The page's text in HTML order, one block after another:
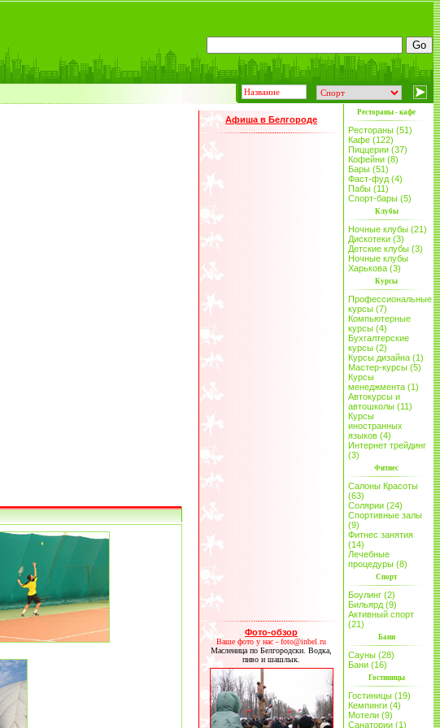
Афиша в Белгороде
Фото-обзор
Ваше фото у нас - foto@inbel.ru
Масленица по Белгородски. Водка,
пиво и шашлык.
Рестораны - кафе
Рестораны (51)
Кафе (122)
Пиццерии (37)
Кофейни (8)
Бары (51)
Фаст-фуд (4)
Пабы (11)
Спорт-бары (5)
Клубы
Ночные клубы (21)
Дискотеки (3)
Детские клубы (3)
Ночные клубы
Харькова (3)
Курсы
Профессиональные
курсы (7)
Компьютерные
курсы (4)
Бухгалтерские
курсы (2)
Курсы дизайна (1)
Мастер-курсы (5)
Курсы
менеджмента (1)
Автокурсы и
автошколы (11)
Курсы
иностранных
языков (4)
Интернет трейдинг
(3)
Фитнес
Салоны Красоты
(63)
Солярии (24)
Спортивные залы
(9)
Фитнес занятия
(14)
Лечебные
процедуры (8)
Спорт
Боулинг (2)
Бильярд (9)
Активный спорт
(21)
Бани
Сауны (28)
Бани (16)
Гостиницы
Гостиницы (19)
Кемпинги (4)
Мотели (9)
Санатории (1)